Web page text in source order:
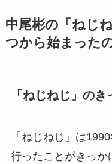
中尾彬の「ねじ
つから始まった
「ねじねじ」の
「ねじねじ」は
行ったことがきっか